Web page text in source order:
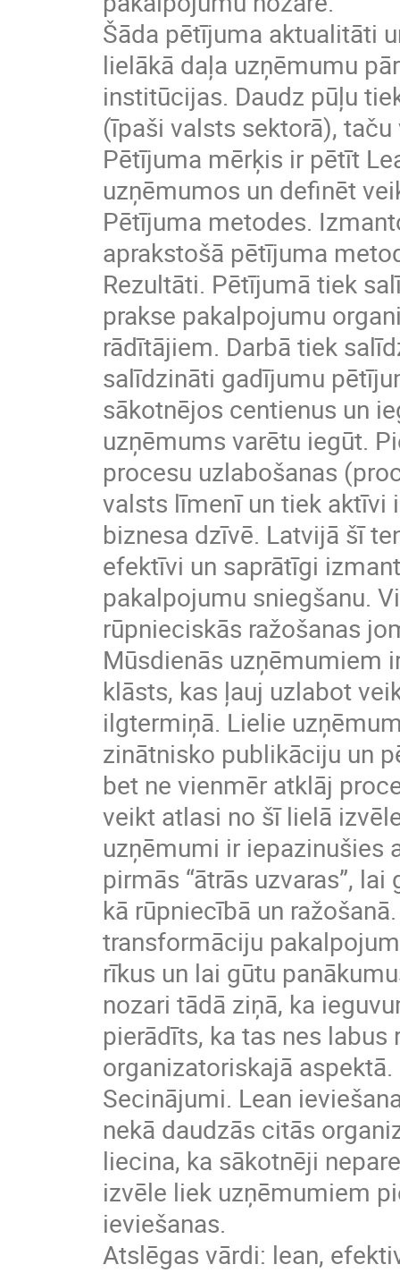
Šāda pētījuma aktualitāti
lielākā daļa uzņēmumu
institūcijas. Daudz pūļu
(īpaši valsts sektorā),
Pētījuma mērķis ir pētīt
uzņēmumos un definēt
Pētījuma metodes.
aprakstošā pētījuma
Rezultāti. Pētījumā tiek
prakse pakalpojumu
rādītājiem. Darbā tiek
salīdzināti gadījumu
sākotnējos centienus un
uzņēmums varētu iegūt.
procesu uzlabošanas
valsts līmenī un tiek aktīvi
biznesa dzīvē. Latvijā šī
efektīvi un saprātīgi
pakalpojumu sniegšanu.
rūpnieciskās ražošanas
Mūsdienās uzņēmumiem
klāsts, kas ļauj uzlabot
ilgtermiņā. Lielie
zinātnisko publikāciju un
bet ne vienmēr atklāj
veikt atlasi no šī lielā
uzņēmumi ir iepazinušies
pirmās “ātrās uzvaras”,
kā rūpniecībā un
transformāciju
rīkus un lai gūtu
nozari tādā ziņā, ka
pierādīts, ka tas nes
organizatoriskajā aspektā.
Secinājumi. Lean
nekā daudzās citās
liecina, ka sākotnēji
izvēle liek uzņēmumiem
ieviešanas.
Atslēgas vārdi: lean,